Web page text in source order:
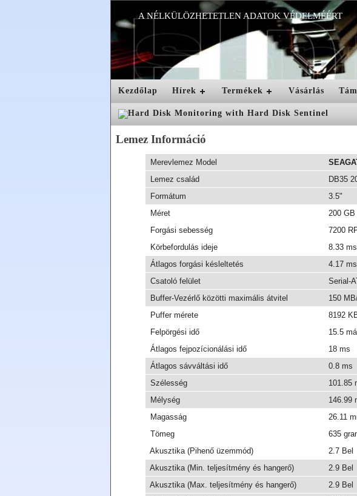
A NÉLKÜLÖZHETETLEN ADATOK VÉDELMÉÉRT
Kezdőlap Hírek Termékek Vásárlás
Lemez Információ
Merevlemez Model
Lemez család
DB35
Formátum
3.5"
Méret
200 GB
Forgási sebesség
7200
Körbefordulás ideje
8.33 ms
Átlagos forgási késleltetés
4.17 ms
Csatoló felület
Serial-
Buffer-Vezérlő közötti maximális átvitel
150
Puffer mérete
8192
Felpörgési idő
15.5
Átlagos fejpozícionálási idő
18 ms
Átlagos sávváltási idő
0.8 ms
Szélesség
101.85
Mélység
146.99
Magasság
26.11
Tömeg
635
Akusztika (Pihenő üzemmód)
2.7 Bel
Akusztika (Min. teljesítmény és hangerő)
2.9 Bel
Akusztika (Max. teljesítmény és hangerő)
2.9 Bel